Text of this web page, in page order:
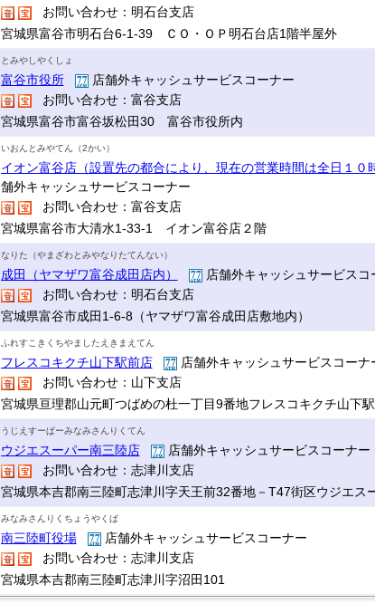
お問い合わせ：明石台支店
宮城県富谷市明石台6-1-39 ＣＯ・ＯＰ明石台店1階半屋外
とみやしやくしょ
富谷市役所
店舗外キャッシュサービスコーナー
お問い合わせ：富谷支店
宮城県富谷市富谷坂松田30 富谷市役所内
いおんとみやてん（2かい）
イオン富谷店（設置先の都合により、現在の営業時間は全日１０
舗外キャッシュサービスコーナー
お問い合わせ：富谷支店
宮城県富谷市大清水1-33-1 イオン富谷店２階
なりた（やまざわとみやなりたてんない）
成田（ヤマザワ富谷成田店内）
店舗外キャッシュサービスコ
お問い合わせ：明石台支店
宮城県富谷市成田1-6-8（ヤマザワ富谷成田店敷地内）
ふれすこきくちやましたえきまえてん
フレスコキクチ山下駅前店
店舗外キャッシュサービスコーナ
お問い合わせ：山下支店
宮城県亘理郡山元町つばめの杜一丁目9番地フレスコキクチ山下
うじえすーぱーみなみさんりくてん
ウジエスーパー南三陸店
店舗外キャッシュサービスコーナー
お問い合わせ：志津川支店
宮城県本吉郡南三陸町志津川字天王前32番地－T47街区ウジエス
みなみさんりくちょうやくば
南三陸町役場
店舗外キャッシュサービスコーナー
お問い合わせ：志津川支店
宮城県本吉郡南三陸町志津川字沼田101